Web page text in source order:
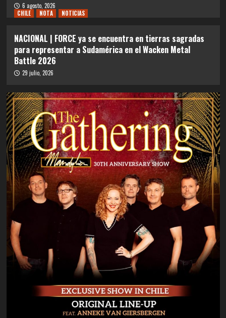
6 agosto, 2026
CHILE
NOTA NOTICIAS
NACIONAL | FORCE ya se encuentra en tierras sagradas
para representar a Sudamérica en el Wacken Metal
Battle 2026
29 julio, 2026